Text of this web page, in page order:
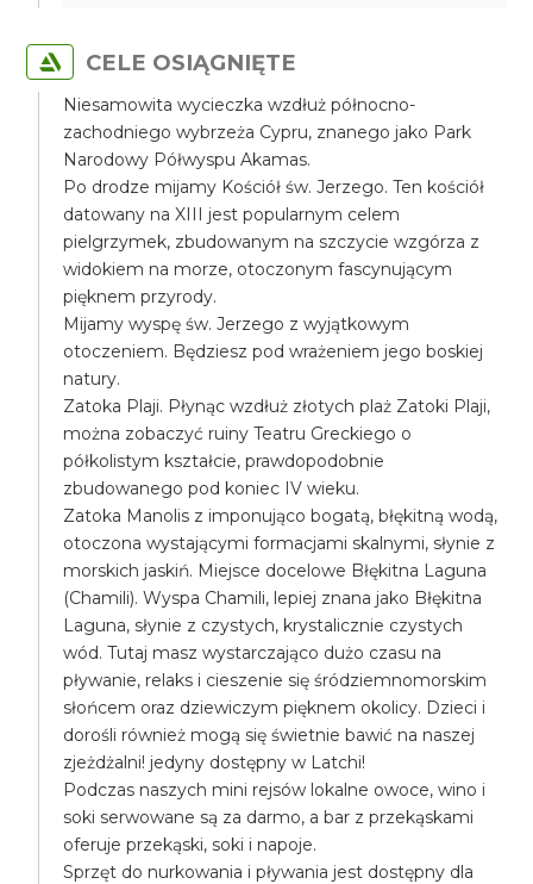
CELE OSIĄGNIĘTE
Niesamowita wycieczka wzdłuż północno-
zachodniego wybrzeża Cypru, znanego jako Park
Narodowy Półwyspu Akamas.
Po drodze mijamy Kościół św. Jerzego. Ten kościół
datowany na XIII jest popularnym celem
pielgrzymek, zbudowanym na szczycie wzgórza z
widokiem na morze, otoczonym fascynującym
pięknem przyrody.
Mijamy wyspę św. Jerzego z wyjątkowym
otoczeniem. Będziesz pod wrażeniem jego boskiej
natury.
Zatoka Plaji. Płynąc wzdłuż złotych plaż Zatoki Plaji,
można zobaczyć ruiny Teatru Greckiego o
półkolistym kształcie, prawdopodobnie
zbudowanego pod koniec IV wieku.
Zatoka Manolis z imponująco bogatą, błękitną wodą,
otoczona wystającymi formacjami skalnymi, słynie z
morskich jaskiń. Miejsce docelowe Błękitna Laguna
(Chamili). Wyspa Chamili, lepiej znana jako Błękitna
Laguna, słynie z czystych, krystalicznie czystych
wód. Tutaj masz wystarczająco dużo czasu na
pływanie, relaks i cieszenie się śródziemnomorskim
słońcem oraz dziewiczym pięknem okolicy. Dzieci i
dorośli również mogą się świetnie bawić na naszej
zjeżdżalni! jedyny dostępny w Latchi!
Podczas naszych mini rejsów lokalne owoce, wino i
soki serwowane są za darmo, a bar z przekąskami
oferuje przekąski, soki i napoje.
Sprzęt do nurkowania i pływania jest dostępny dla